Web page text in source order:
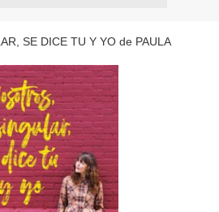
SE DICE TU Y YO de PAULA